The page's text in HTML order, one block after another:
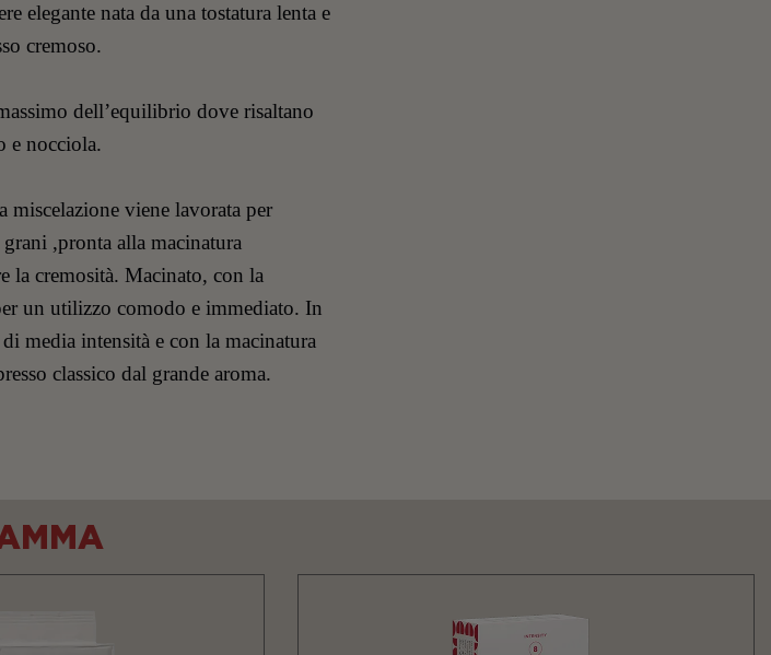
elegante nata da una tostatura lenta e
cremoso.
dell’equilibrio dove risaltano
e nocciola.
miscelazione viene lavorata per
,pronta alla macinatura
la cremosità. Macinato, con la
un utilizzo comodo e immediato. In
media intensità e con la macinatura
classico dal grande aroma.